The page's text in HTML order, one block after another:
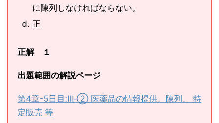
に陳列しなければならない。
正
正解 １
出題範囲の解説ページ
第4章-5日目:Ⅲ‐② 医薬品の情報提供、陳列、 特
定販売 等